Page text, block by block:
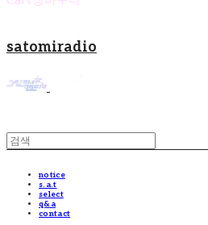
satomiradio
notice
s.a.t
select
q&a
contact